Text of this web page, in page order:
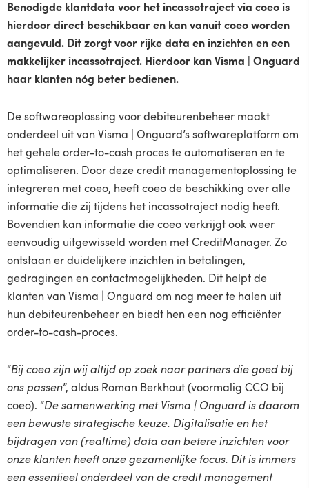
Benodigde klantdata voor het incassotraject via coeo is
hierdoor direct beschikbaar en kan vanuit coeo worden
aangevuld. Dit zorgt voor rijke data en inzichten en een
makkelijker incassotraject. Hierdoor kan Visma | Onguard
haar klanten nóg beter bedienen.
De softwareoplossing voor debiteurenbeheer maakt
onderdeel uit van Visma | Onguard’s softwareplatform om
het gehele order-to-cash proces te automatiseren en te
optimaliseren. Door deze credit managementoplossing te
integreren met coeo, heeft coeo de beschikking over alle
informatie die zij tijdens het incassotraject nodig heeft.
Bovendien kan informatie die coeo verkrijgt ook weer
eenvoudig uitgewisseld worden met CreditManager. Zo
ontstaan er duidelijkere inzichten in betalingen,
gedragingen en contactmogelijkheden. Dit helpt de
klanten van Visma | Onguard om nog meer te halen uit
hun debiteurenbeheer en biedt hen een nog efficiënter
order-to-cash-proces.
“Bij coeo zijn wij altijd op zoek naar partners die goed bij
ons passen”, aldus Roman Berkhout (voormalig CCO bij
coeo). “De samenwerking met Visma | Onguard is daarom
een bewuste strategische keuze. Digitalisatie en het
bijdragen van (realtime) data aan betere inzichten voor
onze klanten heeft onze gezamenlijke focus. Dit is immers
een essentieel onderdeel van de credit management